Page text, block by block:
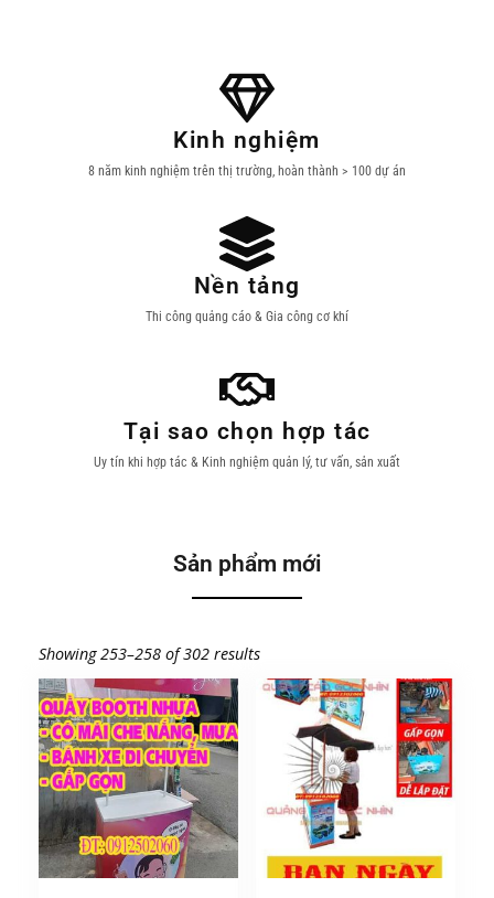
Kinh nghiệm
8 năm kinh nghiệm trên thị trường, hoàn thành > 100 dự án
Nền tảng
Thi công quảng cáo & Gia công cơ khí
Tại sao chọn hợp tác
Uy tín khi hợp tác & Kinh nghiệm quản lý, tư vấn, sản xuất
Sản phẩm mới
Showing 253–258 of 302 results